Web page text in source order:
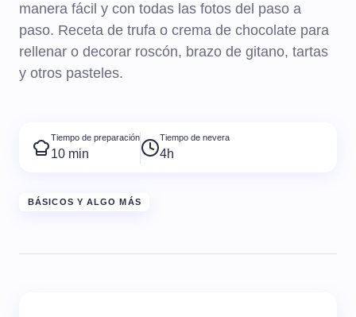
manera fácil y con todas las fotos del paso a
paso. Receta de trufa o crema de chocolate para
rellenar o decorar roscón, brazo de gitano, tartas
y otros pasteles.
Tiempo de preparación
10 min
Tiempo de nevera
4h
BÁSICOS Y ALGO MÁS